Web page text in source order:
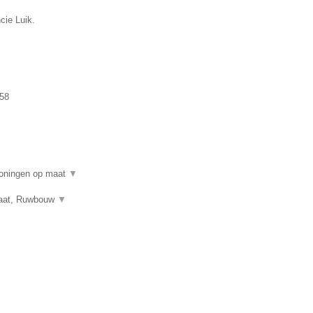
Luik.
op maat ▼
Ruwbouw ▼